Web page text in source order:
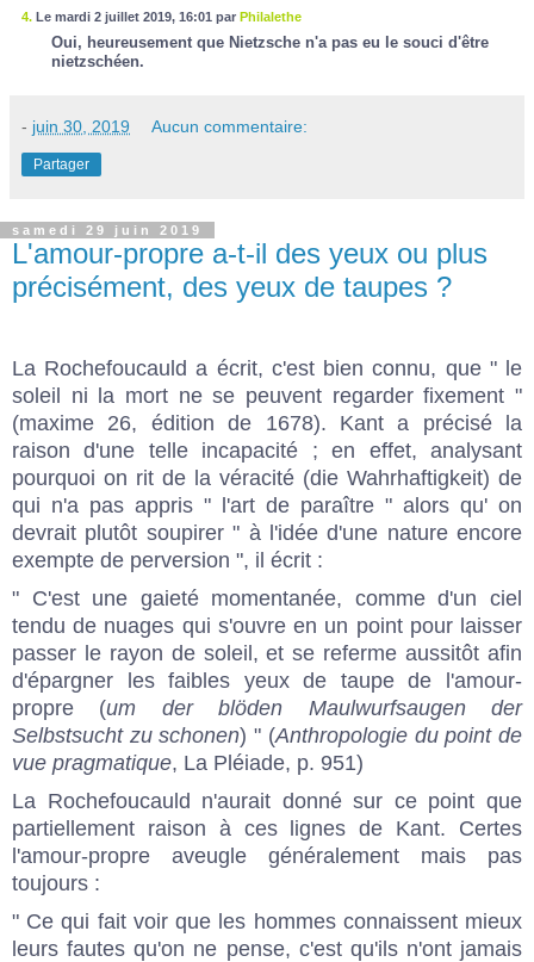
4. Le mardi 2 juillet 2019, 16:01 par Philalethe
Oui, heureusement que Nietzsche n'a pas eu le souci d'être
nietzschéen.
- juin 30, 2019 Aucun commentaire:
Partager
samedi 29 juin 2019
L'amour-propre a-t-il des yeux ou plus
précisément, des yeux de taupes ?
La Rochefoucauld a écrit, c'est bien connu, que " le
soleil ni la mort ne se peuvent regarder fixement "
(maxime 26, édition de 1678). Kant a précisé la
raison d'une telle incapacité ; en effet, analysant
pourquoi on rit de la véracité (die Wahrhaftigkeit) de
qui n'a pas appris " l'art de paraître " alors qu' on
devrait plutôt soupirer " à l'idée d'une nature encore
exempte de perversion ", il écrit :
" C'est une gaieté momentanée, comme d'un ciel
tendu de nuages qui s'ouvre en un point pour laisser
passer le rayon de soleil, et se referme aussitôt afin
d'épargner les faibles yeux de taupe de l'amour-
propre (um der blöden Maulwurfsaugen der
Selbstsucht zu schonen) " (Anthropologie du point de
vue pragmatique, La Pléiade, p. 951)
La Rochefoucauld n'aurait donné sur ce point que
partiellement raison à ces lignes de Kant. Certes
l'amour-propre aveugle généralement mais pas
toujours :
" Ce qui fait voir que les hommes connaissent mieux
leurs fautes qu'on ne pense, c'est qu'ils n'ont jamais